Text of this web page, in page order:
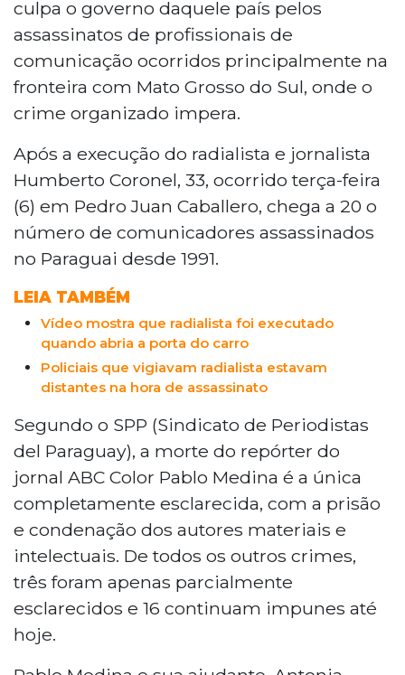
culpa o governo daquele país pelos
assassinatos de profissionais de
comunicação ocorridos principalmente na
fronteira com Mato Grosso do Sul, onde o
crime organizado impera.
Após a execução do radialista e jornalista
Humberto Coronel, 33, ocorrido terça-feira
(6) em Pedro Juan Caballero, chega a 20 o
número de comunicadores assassinados
no Paraguai desde 1991.
LEIA TAMBÉM
Vídeo mostra que radialista foi executado
quando abria a porta do carro
Policiais que vigiavam radialista estavam
distantes na hora de assassinato
Segundo o SPP (Sindicato de Periodistas
del Paraguay), a morte do repórter do
jornal ABC Color Pablo Medina é a única
completamente esclarecida, com a prisão
e condenação dos autores materiais e
intelectuais. De todos os outros crimes,
três foram apenas parcialmente
esclarecidos e 16 continuam impunes até
hoje.